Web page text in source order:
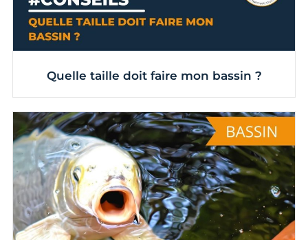
Quelle taille doit faire mon bassin ?